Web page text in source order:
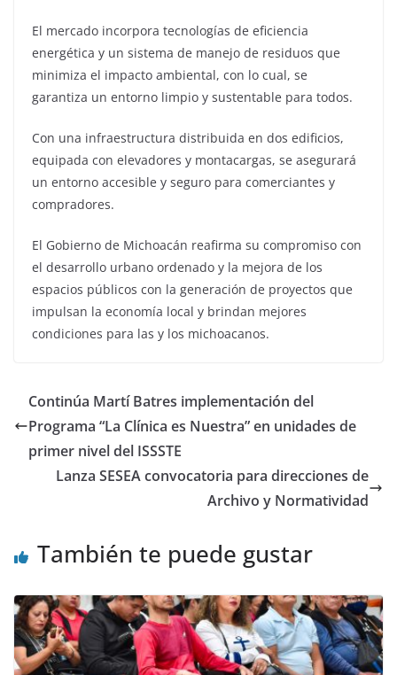
El mercado incorpora tecnologías de eficiencia
energética y un sistema de manejo de residuos que
minimiza el impacto ambiental, con lo cual, se
garantiza un entorno limpio y sustentable para todos.
Con una infraestructura distribuida en dos edificios,
equipada con elevadores y montacargas, se asegurará
un entorno accesible y seguro para comerciantes y
compradores.
El Gobierno de Michoacán reafirma su compromiso con
el desarrollo urbano ordenado y la mejora de los
espacios públicos con la generación de proyectos que
impulsan la economía local y brindan mejores
condiciones para las y los michoacanos.
Continúa Martí Batres implementación del
Programa “La Clínica es Nuestra” en unidades de
primer nivel del ISSSTE
Lanza SESEA convocatoria para direcciones de
Archivo y Normatividad
También te puede gustar